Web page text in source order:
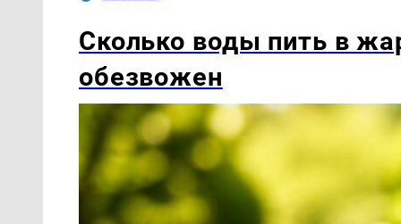
Сколько воды пить в
обезвожен